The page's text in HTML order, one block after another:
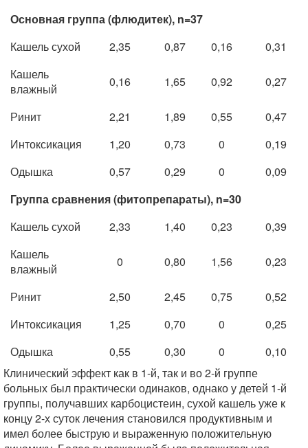
Основная группа (флюдитек), n=37
Кашель сухой
2,35 0,87 0,16
0,31
Кашель
влажный
0,16 1,65 0,92 0,27
Ринит 2,21 1,89 0,55
0,47
Интоксикация
1,20 0,73 0
0,19
Одышка
0,57 0,29 0
0,09
Группа сравнения (фитопрепараты), n=30
Кашель сухой
2,33 1,40 0,23
0,39
Кашель
влажный
0 0,80 1,56 0,23
Ринит 2,50 2,45 0,75
0,52
Интоксикация
1,25 0,70 0
0,25
Одышка
0,55 0,30 0
0,10
Клинический эффект как в 1-й, так и во 2-й группе
больных был практически одинаков, однако у детей 1-й
группы, получавших карбоцистеин, сухой кашель уже к
концу 2-х суток лечения становился продуктивным и
имел более быструю и выраженную положительную